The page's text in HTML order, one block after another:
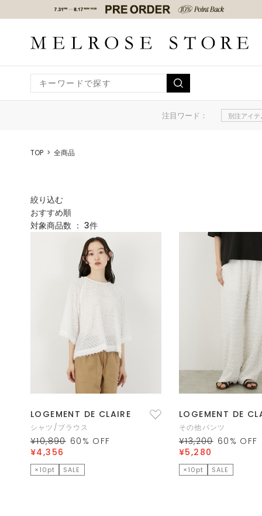
注目ワード： 別注アイテ
TOP 全商品
絞り込む
おすすめ順
対象商品数 ： 3件
LOGEMENT DE CLAIRE
シャツ/ブラウス
¥10,890 60 % OFF
¥4,356
×10pt SALE
LOGEMENT DE
その他パンツ
¥13,200 60 % OFF
¥5,280
×10pt SALE